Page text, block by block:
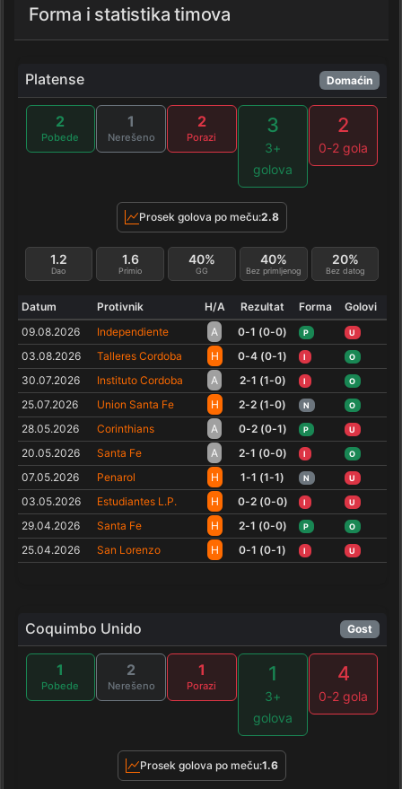
Forma i statistika timova
Platense Domaćin
2
Pobede
1
Nerešeno
2
Porazi
3
3+
golova
2
0-2 gola
Prosek golova po meču:2.8
Dao
1.2
Primio
1.6
GG
40%
Bez primljenog
40%
Bez datog
20%
Datum Protivnik H/A Rezultat Forma
Golovi
09.08.2026
Independiente A 0-1 (0-0) P U
03.08.2026 Talleres Cordoba H 0-4 (0-1) I O
30.07.2026 Instituto Cordoba A 2-1 (1-0) I O
25.07.2026 Union Santa Fe H 2-2 (1-0) N O
28.05.2026 Corinthians A 0-2 (0-1) P U
20.05.2026 Santa Fe A 2-1 (0-0) I O
07.05.2026 Penarol H 1-1 (1-1) N U
03.05.2026 Estudiantes L.P. H 0-2 (0-0) I U
29.04.2026 Santa Fe H 2-1 (0-0) P O
25.04.2026 San Lorenzo H 0-1 (0-1) I U
Coquimbo Unido Gost
1
Pobede
2
Nerešeno
1
Porazi
1
3+
golova
4
0-2 gola
Prosek golova po meču:1.6